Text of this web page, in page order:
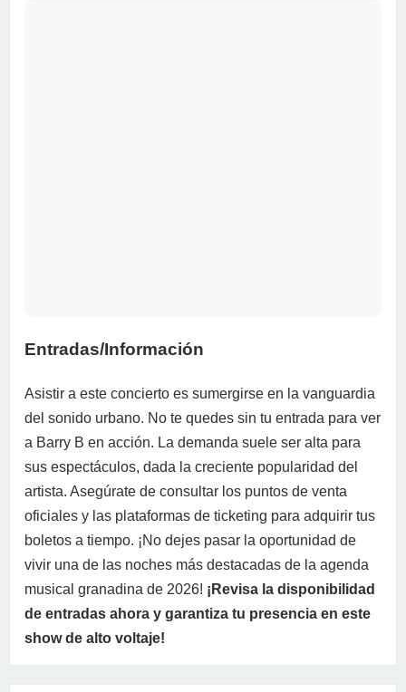
Entradas/Información
Asistir a este concierto es sumergirse en la vanguardia
del sonido urbano. No te quedes sin tu entrada para ver
a Barry B en acción. La demanda suele ser alta para
sus espectáculos, dada la creciente popularidad del
artista. Asegúrate de consultar los puntos de venta
oficiales y las plataformas de ticketing para adquirir tus
boletos a tiempo. ¡No dejes pasar la oportunidad de
vivir una de las noches más destacadas de la agenda
musical granadina de 2026! ¡Revisa la disponibilidad
de entradas ahora y garantiza tu presencia en este
show de alto voltaje!